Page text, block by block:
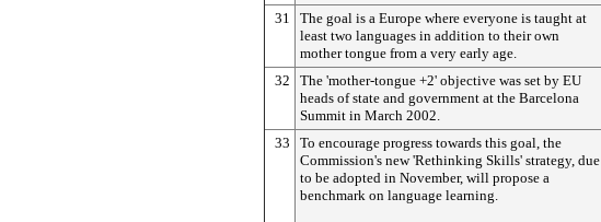
31
The goal is a Europe where everyone is taught at
least two languages in addition to their own
mother tongue from a very early age.
32
The 'mother-tongue +2' objective was set by EU
heads of state and government at the Barcelona
Summit in March 2002.
33
To encourage progress towards this goal, the
Commission's new 'Rethinking Skills' strategy, due
to be adopted in November, will propose a
benchmark on language learning.